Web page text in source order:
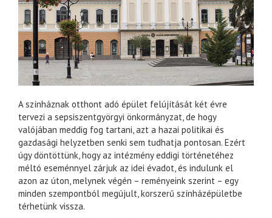
A színháznak otthont adó épület felújítását két évre
tervezi a sepsiszentgyörgyi önkormányzat, de hogy
valójában meddig fog tartani, azt a hazai politikai és
gazdasági helyzetben senki sem tudhatja pontosan. Ezért
úgy döntöttünk, hogy az intézmény eddigi történetéhez
méltó eseménnyel zárjuk az idei évadot, és indulunk el
azon az úton, melynek végén – reményeink szerint – egy
minden szempontból megújult, korszerű színházépületbe
térhetünk vissza.